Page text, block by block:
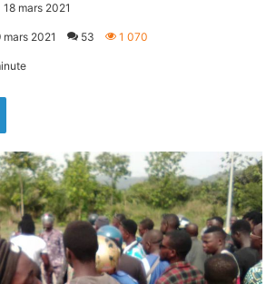
18 mars 2021
2021 53 1 070
Linkedin